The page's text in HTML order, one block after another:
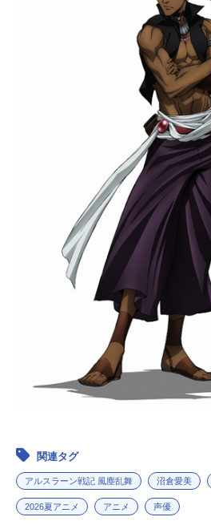
関連タグ
アルスラーン戦記 風塵乱舞 沼倉愛美
2026夏アニメ アニメ 声優